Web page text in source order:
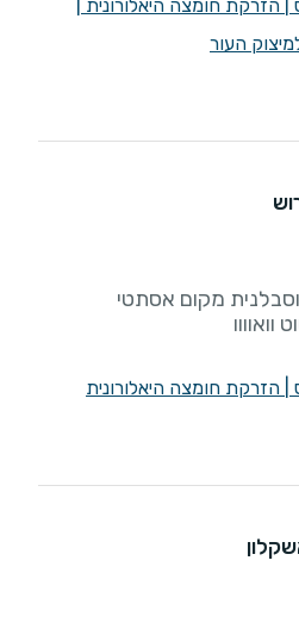
הזרקת חומצה היאלורונית
העור
הזרקת חומצה היאלורונית